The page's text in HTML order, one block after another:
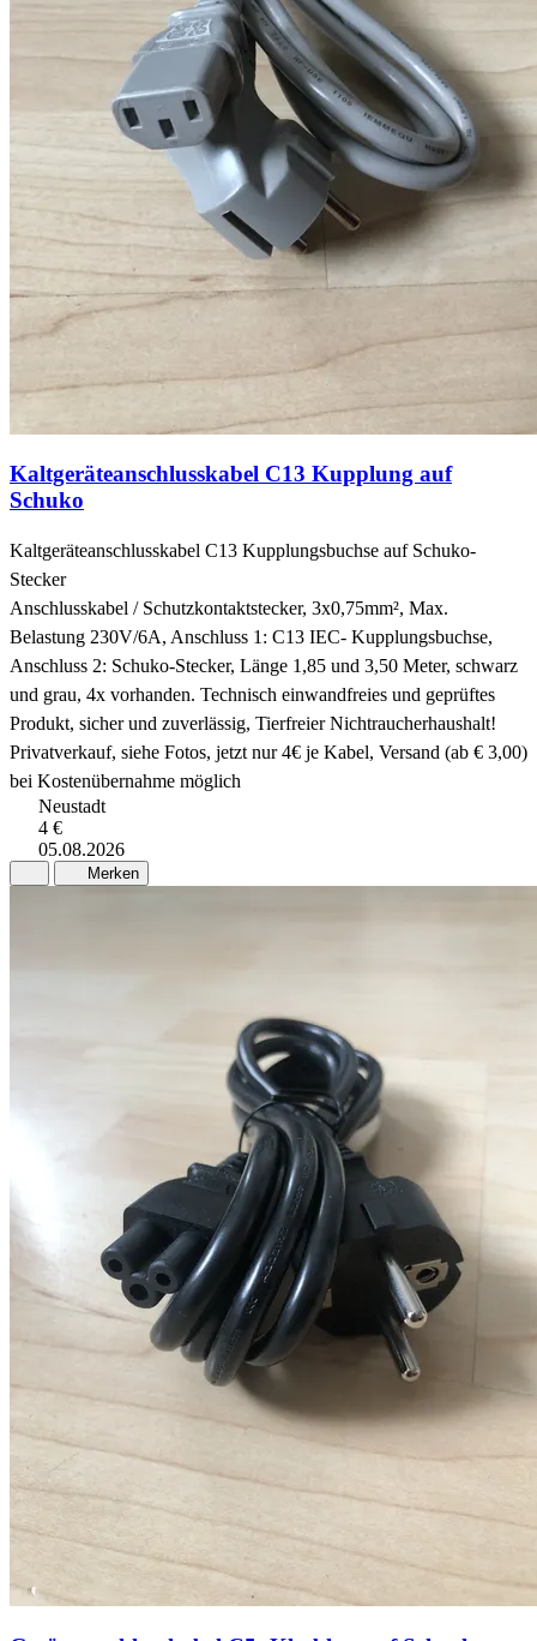
Kaltgeräteanschlusskabel C13 Kupplung auf
Schuko
Kaltgeräteanschlusskabel C13 Kupplungsbuchse auf Schuko-
Stecker
Anschlusskabel / Schutzkontaktstecker, 3x0,75mm², Max.
Belastung 230V/6A, Anschluss 1: C13 IEC- Kupplungsbuchse,
Anschluss 2: Schuko-Stecker, Länge 1,85 und 3,50 Meter, schwarz
und grau, 4x vorhanden. Technisch einwandfreies und geprüftes
Produkt, sicher und zuverlässig, Tierfreier Nichtraucherhaushalt!
Privatverkauf, siehe Fotos, jetzt nur 4€ je Kabel, Versand (ab € 3,00)
bei Kostenübernahme möglich
Neustadt
4 €
05.08.2026
Merken